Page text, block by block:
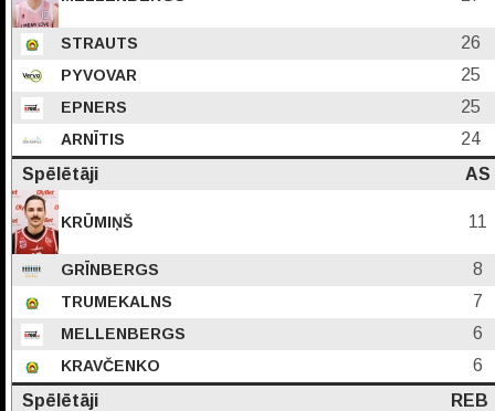
STRAUTS 26
PYVOVAR 25
EPNERS 25
ARNĪTIS
24
Spēlētāji
AS
KRŪMIŅŠ 11
GRĪNBERGS 8
TRUMEKALNS 7
MELLENBERGS 6
KRAVČENKO
6
Spēlētāji
REB